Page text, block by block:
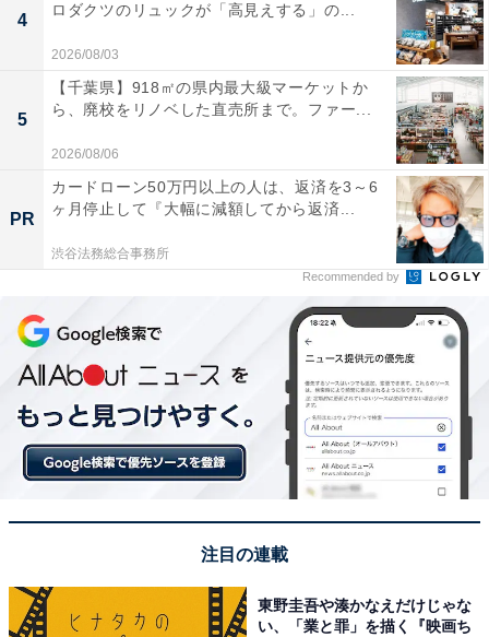
このパターンであれば、数日以内に連絡がくることが多
いでしょう。彼としてもあなたとデートをする気持ちが
高ぶっているため、予定を確認する間もLINEが続く可能
性があります。「また連絡するね」と言われてからもや
りとりが続くようであれば、脈ありというわけです。
2. 少し考えたい
「この子と本当にデートに行くべきか悩む」「まだ2人
上記のように、彼はあなたとのデートに行くべきかどう
か、考えたいという心理状態です。他の女性と比較して
「どっちのほうが自分に合うかな？」と考えている場合
もあります。
このパターンだと、すぐには連絡が来ず、数日〜数週間
たってからの連絡になる可能性があります。脈ありでは
ありますが、安心は禁物。何気ない会話を続けて、彼と
のコミュニケーションを深める必要があるでしょう。
4
ロダクツのリュックが「高見えする」の...
2026/08/03
5
【千葉県】918㎡の県内最大級マーケットか
ら、廃校をリノベした直売所まで。ファー...
2026/08/06
PR
カードローン50万円以上の人は、返済を3～6
ヶ月停止して『大幅に減額してから返済...
渋谷法務総合事務所
Recommended by
注目の連載
東野圭吾や湊かなえだけじゃな
い、「業と罪」を描く『映画ち